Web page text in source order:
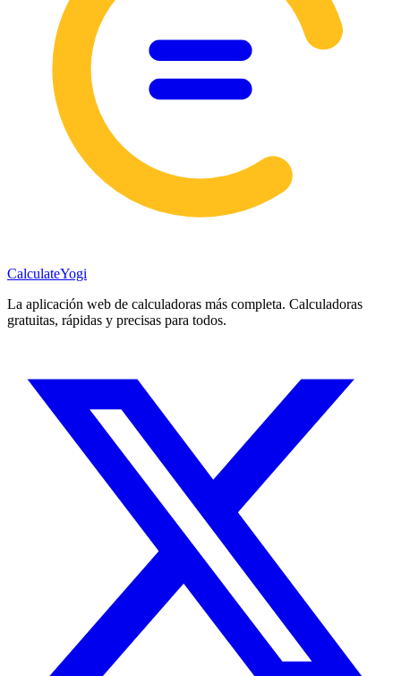
CalculateYogi
La aplicación web de calculadoras más completa. Calculadoras
gratuitas, rápidas y precisas para todos.